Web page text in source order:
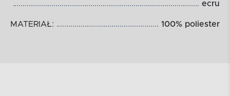
ecru
MATERIAŁ: 100% poliester